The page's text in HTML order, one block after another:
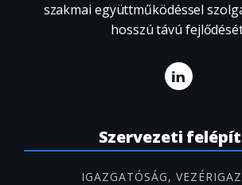
szakmai együttműködéssel
hosszú távú
Szervezeti
IGAZGATÓSÁG,